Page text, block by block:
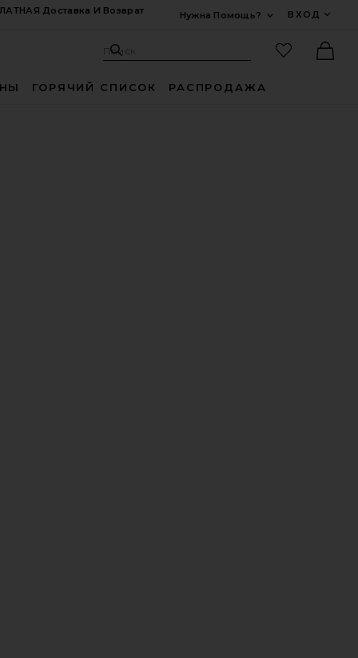
Доставка И Возврат
Нужна Помощь?
ВХОД
Поиск: Site
Поиск
ГОРЯЧИЙ СПИСОК РАСПРОДАЖА